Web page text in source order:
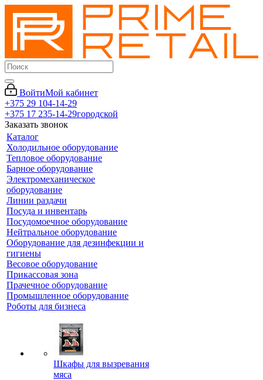
ВойтиМой кабинет
+375 29 104-14-29
+375 17 235-14-29городской
Заказать звонок
Каталог
Холодильное оборудование
Тепловое оборудование
Барное оборудование
Электромеханическое
оборудование
Линии раздачи
Посуда и инвентарь
Посудомоечное оборудование
Нейтральное оборудование
Оборудование для дезинфекции и
гигиены
Весовое оборудование
Прикассовая зона
Прачечное оборудование
Промышленное оборудование
Роботы для бизнеса
Шкафы для вызревания
мяса